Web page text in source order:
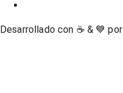
Desarrollado con ☕ & 💙 por